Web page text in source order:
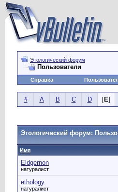
Этологический форум
Пользователи
Справка
# A B C D [E]
Этологический форум:
Имя
Eldgernon
натуралист
ethology
натуралист